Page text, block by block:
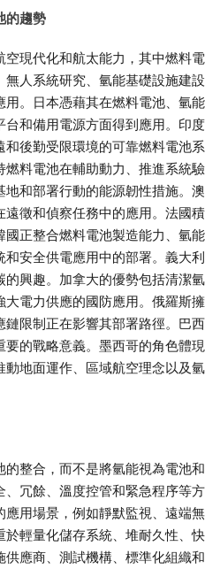
的趨勢
現代化和航太能力，其中燃料
人系統研究、氫能基礎設施建
。日本憑藉其在燃料電池、氫
和備用電源方面得到應用。印
後勤受限環境的可靠燃料電池
料電池在輔助動力、推進系統
和部署行動的能源韌性措施。
徵和偵察任務中的應用。法國
正整合燃料電池製造能力、氫
安全供電應用中的部署。義大
興趣。加拿大的優勢包括清潔
電力供應的國防應用。俄羅斯
限制正在影響其部署路徑。巴
的戰略意義。墨西哥的角色體
地面運作、區域航空理念以及
整合，而不是將氫能視為電池
冗餘、溫度控管和緊急程序等
用場景，例如靜默監視、遠端
輕量化儲存系統、堆耐久性、
應商、測試機構、標準化組織